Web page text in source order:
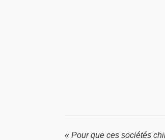
« Pour que ces sociétés